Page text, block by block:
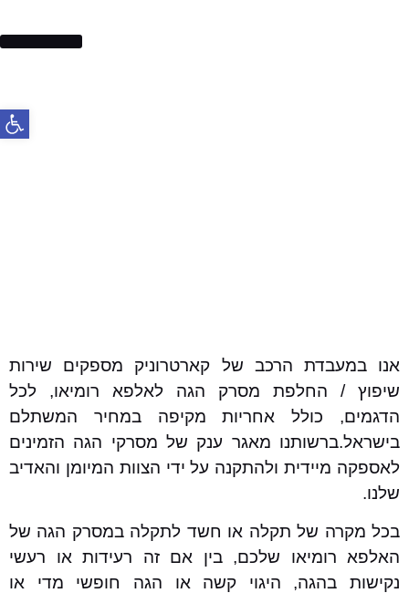
אנו במעבדת הרכב של קארטרוניק מספקים שירות
שיפוץ / החלפת מסרק הגה לאלפא רומיאו, לכל
הדגמים, כולל אחריות מקיפה במחיר המשתלם
בישראל.ברשותנו מאגר ענק של מסרקי הגה הזמינים
לאספקה מיידית ולהתקנה על ידי הצוות המיומן והאדיב
שלנו.
בכל מקרה של תקלה או חשד לתקלה במסרק הגה של
האלפא רומיאו שלכם, בין אם זה רעידות או רעשי
נקישות בהגה, היגוי קשה או הגה חופשי מדי או
פתח